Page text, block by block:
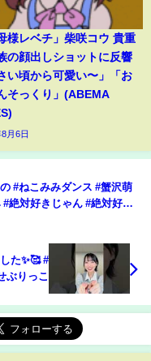
様レベチ」柴咲コウ 貴重
の顔出しショットに反響
い頃から可愛い〜」「お
そっくり」(ABEMA
月6日
#ねこみみダンス #蟹沢萌
た✨🥰 #
ぶりっこ